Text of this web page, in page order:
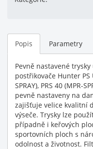
Popis Parametry
Pevně nastavené
postřikovače Hunter PS
SPRAY), PRS 40 (MPR-
pevně nastaveny na
zajišťuje velice kvalitní
výseče. Trysky lze
případně i keřových
sportovních ploch s
odolnost a životnost.